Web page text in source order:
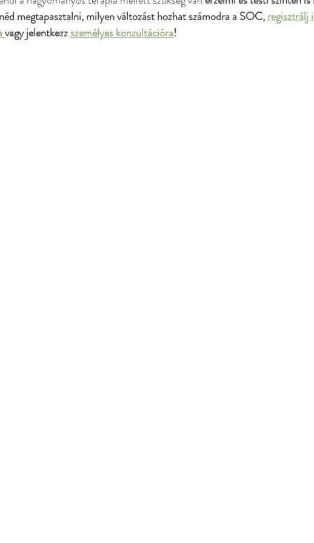
megtapasztalni, milyen változást hozhat számodra a SOC, regisztrálj
vagy jelentkezz személyes konzultációra!